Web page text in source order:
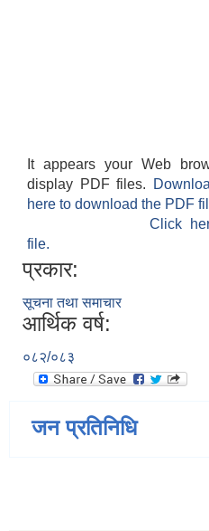
It appears your Web
display PDF files.
here to download the PDF
Click
file.
प्रकार:
सूचना तथा समाचार
आर्थिक वर्ष:
०८२/०८३
जन प्रतिनिधि